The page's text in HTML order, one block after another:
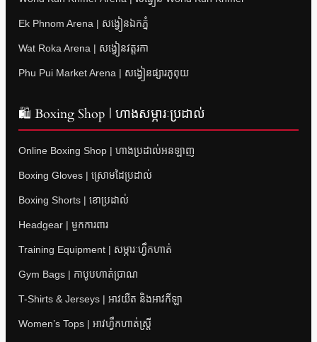
Ek Phnom Arena | សង្វៀនឯកភ្នំ
Wat Roka Arena | សង្វៀនវត្តរកា
Phu Pui Market Arena | សង្វៀនផ្សារភូពុយ
🛍 Boxing Shop | ហាងសម្ភារៈប្រដាល់
Online Boxing Shop | ហាងប្រដាល់អនឡាញ
Boxing Gloves | ស្រោមដៃប្រដាល់
Boxing Shorts | ខោប្រដាល់
Headgear | មួកការពារ
Training Equipment | សម្ភារៈហ្វឹកហាត់
Gym Bags | កាបូបហាត់ប្រាណ
T-Shirts & Jerseys | អាវយឺត និងអាវកីឡា
Women’s Tops | អាវហ្វឹកហាត់ស្ត្រី